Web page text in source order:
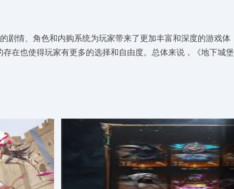
剧情、角色和内购系统为玩家带来了更加丰富和深度的游戏体
在也使得玩家有更多的选择和自由度。总体来说，《地下城堡